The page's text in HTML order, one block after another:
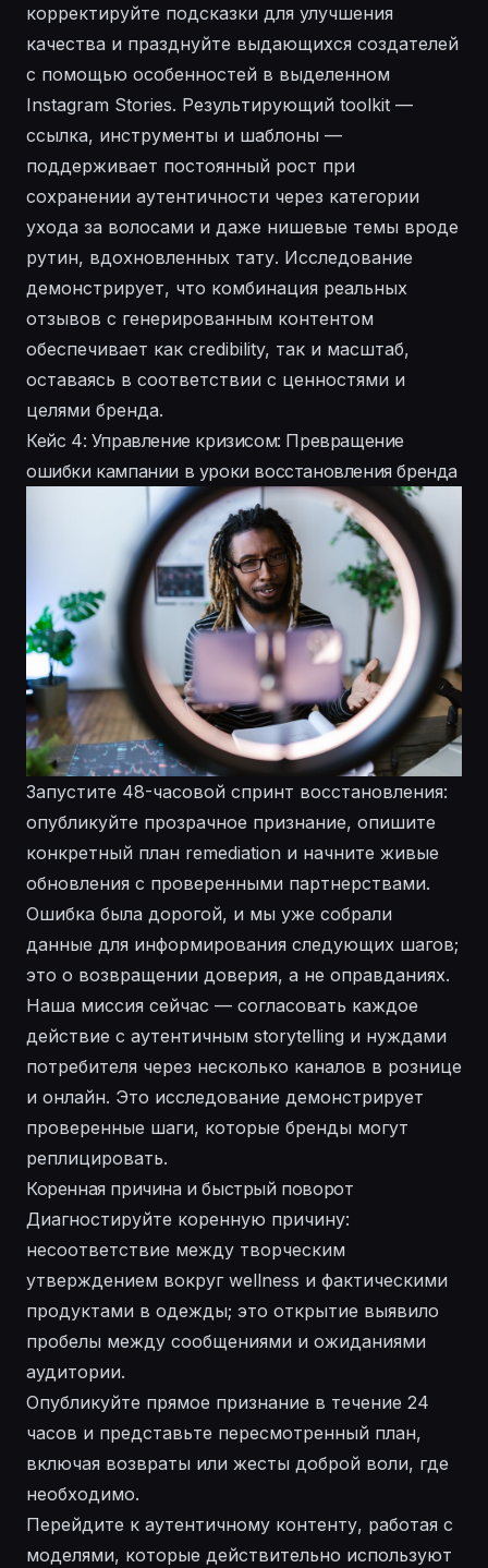
корректируйте подсказки для улучшения
качества и празднуйте выдающихся создателей
с помощью особенностей в выделенном
Instagram Stories. Результирующий toolkit —
ссылка, инструменты и шаблоны —
поддерживает постоянный рост при
сохранении аутентичности через категории
ухода за волосами и даже нишевые темы вроде
рутин, вдохновленных тату. Исследование
демонстрирует, что комбинация реальных
отзывов с генерированным контентом
обеспечивает как credibility, так и масштаб,
оставаясь в соответствии с ценностями и
целями бренда.
Кейс 4: Управление кризисом: Превращение
ошибки кампании в уроки восстановления бренда
Запустите 48-часовой спринт восстановления:
опубликуйте прозрачное признание, опишите
конкретный план remediation и начните живые
обновления с проверенными партнерствами.
Ошибка была дорогой, и мы уже собрали
данные для информирования следующих шагов;
это о возвращении доверия, а не оправданиях.
Наша миссия сейчас — согласовать каждое
действие с аутентичным storytelling и нуждами
потребителя через несколько каналов в рознице
и онлайн. Это исследование демонстрирует
проверенные шаги, которые бренды могут
реплицировать.
Коренная причина и быстрый поворот
Диагностируйте коренную причину:
несоответствие между творческим
утверждением вокруг wellness и фактическими
продуктами в одежды; это открытие выявило
пробелы между сообщениями и ожиданиями
аудитории.
Опубликуйте прямое признание в течение 24
часов и представьте пересмотренный план,
включая возвраты или жесты доброй воли, где
необходимо.
Перейдите к аутентичному контенту, работая с
моделями, которые действительно используют